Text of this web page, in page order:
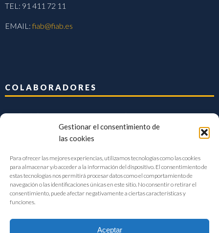
Gestionar el consentimiento de
las cookies
Para ofrecer las mejores experiencias, utilizamos tecnologías como las cookies
para almacenar y/o acceder a la información del dispositivo. El consentimiento de
estas tecnologías nos permitirá procesar datos como el comportamiento de
navegación o las identificaciones únicas en este sitio. No consentir o retirar el
consentimiento, puede afectar negativamente a ciertas características y
funciones.
Aceptar
TEL: 91 411 72 11
EMAIL:fiab@fiab.es
COLABORADORES